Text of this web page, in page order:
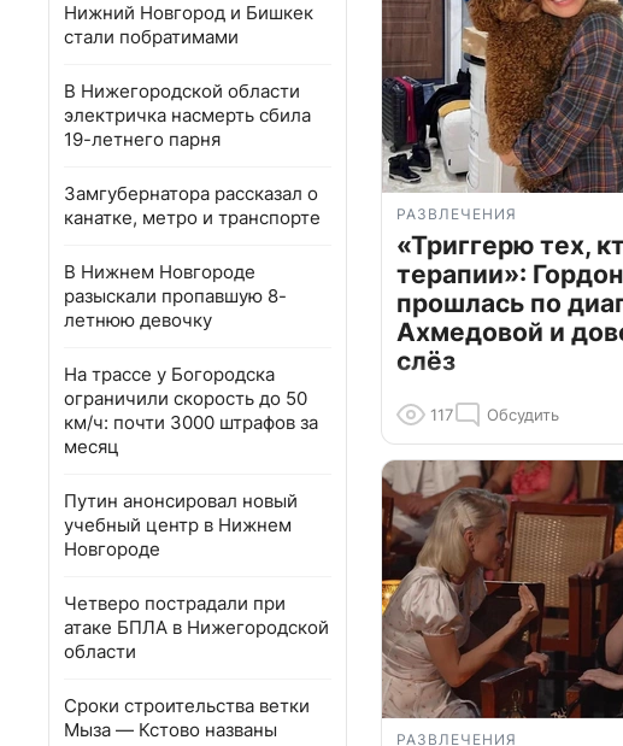
Нижний Новгород и Бишкек
стали побратимами
В Нижегородской области
электричка насмерть сбила
19-летнего парня
Замгубернатора рассказал о
канатке, метро и транспорте
В Нижнем Новгороде
разыскали пропавшую 8-
летнюю девочку
На трассе у Богородска
ограничили скорость до 50
км/ч: почти 3000 штрафов за
месяц
Путин анонсировал новый
учебный центр в Нижнем
Новгороде
Четверо пострадали при
атаке БПЛА в Нижегородской
области
Сроки строительства ветки
Мыза — Кстово названы
РАЗВЛЕЧЕНИЯ
«Триггерю тех,
терапии»:
прошлась по
Ахмедовой и
слёз
117 Обсудить
РАЗВЛЕЧЕНИЯ